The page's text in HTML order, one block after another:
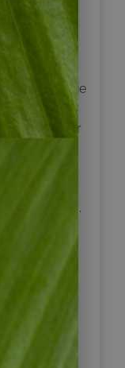
erfolgt
de
starten
Dorf
Besuch die
Salar
Millionen
Domeyko.
der
aus Salz